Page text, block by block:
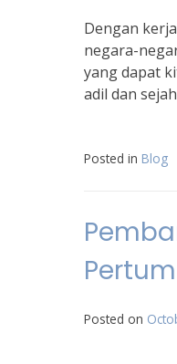
Dengan
negara-
yang dapat
adil dan
Posted in Blog
Posted on